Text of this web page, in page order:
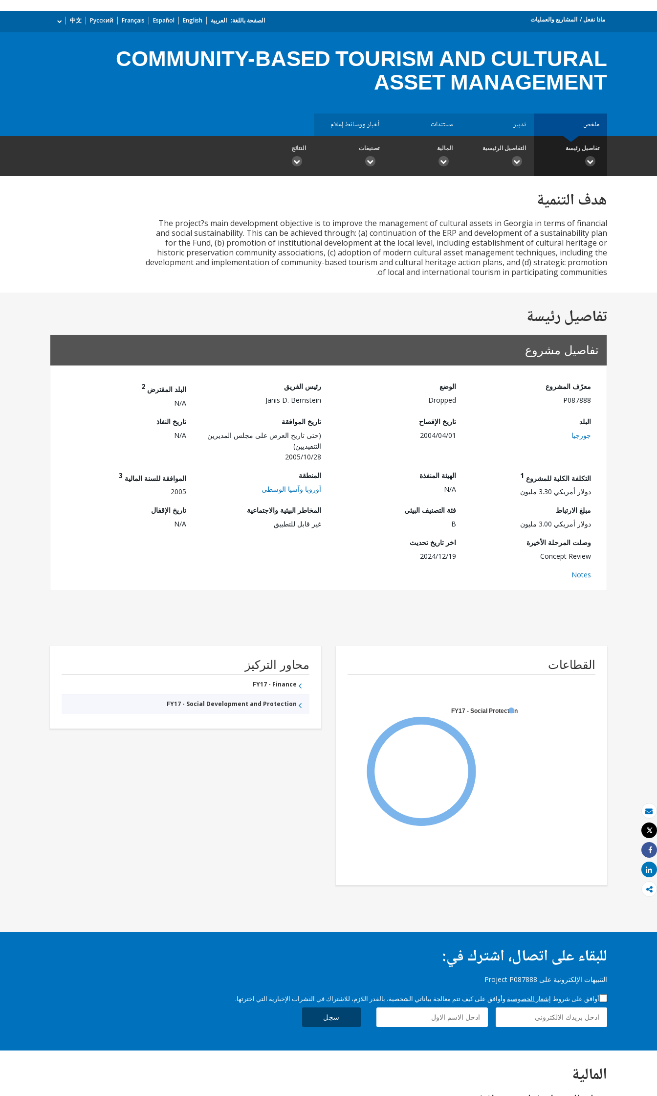
بريد الكتروني
طباعة
Tweet
Share
Share
ماذا نفعل المشاريع والعمليات الصفحة باللغة: العربية English
Español
Français
Русский
中文
COMMUNITY-BASED TOURISM AND CULTURAL
ASSET MANAGEMENT
ملخص تدبير مستندات أخبار ووسائط إعلام
تفاصيل رئيسة التفاصيل الرئيسية المالية تصنيفات النتائج
هدف التنمية
The project?s main development objective is to improve the management of cultural assets in Georgia in terms of financial
and social sustainability. This can be achieved through: (a) continuation of the ERP and development of a sustainability plan
for the Fund, (b) promotion of institutional development at the local level, including establishment of cultural heritage or
historic preservation community associations, (c) adoption of modern cultural asset management techniques, including the
development and implementation of community-based tourism and cultural heritage action plans, and (d) strategic promotion
of local and international tourism in participating communities.
تفاصيل رئيسة
تفاصيل مشروع
معرّف المشروع
P087888
الوضع
Dropped
رئيس الفريق
Janis D. Bernstein
البلد المقترض 2
N/A
البلد
جورجيا
تاريخ الإفصاح
2004/04/01
تاريخ الموافقة
(حتى تاريخ العرض على مجلس المديرين
التنفيذيين)
2005/10/28
تاريخ النفاذ
N/A
التكلفة الكلية للمشروع 1
دولار أمريكي 3.30 مليون
الهيئة المنفذة
N/A
المنطقة
أوروبا وآسيا الوسطى
الموافقة للسنة المالية 3
2005
مبلغ الارتباط
دولار أمريكي 3.00 مليون
فئة التصنيف البيئي
B
المخاطر البيئية والاجتماعية
غير قابل للتطبيق
تاريخ الإقفال
N/A
وصلت المرحلة الأخيرة
Concept Review
اخر تاريخ تحديث
2024/12/19
Notes
القطاعات
FY17 - Social Protection
محاور التركيز
FY17 - Finance
FY17 - Social Development and Protection
للبقاء على اتصال، اشترك في:
التنبيهات الإلكترونية على Project P087888
أوافق على شروط إشعار الخصوصية وأوافق على كيف تتم معالجة بياناتي الشخصية، بالقدر اللازم، للاشتراك في النشرات الإخبارية التي اخترتها.
سجل
المالية